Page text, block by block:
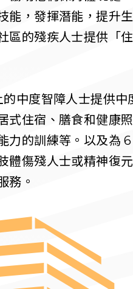
能，發揮潛能，提升生
區的殘疾人士提供「住
中度智障人士提供中
式住宿、膳食和健康照
力的訓練等。以及為 6
體傷殘人士或精神復元
務。